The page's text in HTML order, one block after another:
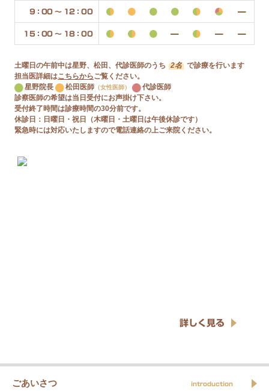
9：00 〜 12：00
15：00 〜 18：00
土曜日の午前中は星野、松田、代診医師のうち 2名 で診療を行います
担当医詳細はこちらからご覧ください。
星野院長
松田医師 （女性医師）
代診医師
診察医師の希望は当日受付にお声掛け下さい。
受付終了時間は診療時間の30分前です。
休診日：日曜日・祝日（木曜日・土曜日は午後休診です）
緊急時には対応いたしますので電話連絡の上ご来院ください。
詳しく見る
ごあいさつ introduction